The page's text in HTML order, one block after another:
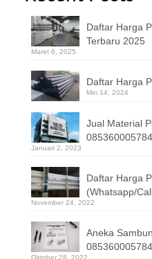
Daftar Harga
Terbaru 2025
Maret 6, 2025
Daftar Harga
Mei 14, 2024
Jual Material
Januari 2, 2023
Daftar Harga
(Whatsapp/
November 24, 2022
Aneka
Oktober 28, 2022